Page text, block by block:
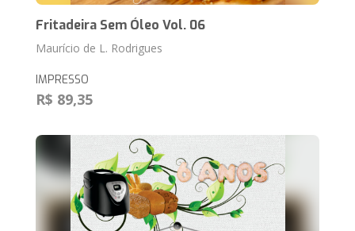
Fritadeira Sem Óleo Vol. 06
Maurício de L. Rodrigues
IMPRESSO
R$ 89,35